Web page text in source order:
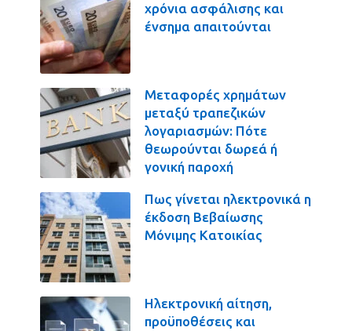
χρόνια ασφάλισης και
ένσημα απαιτούνται
Μεταφορές χρημάτων
μεταξύ τραπεζικών
λογαριασμών: Πότε
θεωρούνται δωρεά ή
γονική παροχή
Πως γίνεται ηλεκτρονικά η
έκδοση Βεβαίωσης
Μόνιμης Κατοικίας
Ηλεκτρονική αίτηση,
προϋποθέσεις και